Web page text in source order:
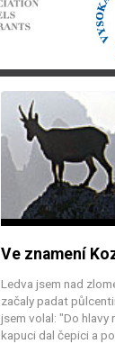
Ve znamení
Ledva jsem nad
začaly padat
jsem volal: "Do hlavy
kapuci dal čepici a